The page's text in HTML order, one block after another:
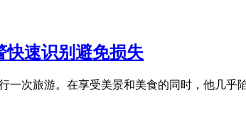
快速识别避免损失
一次旅游。在享受美景和美食的同时，他几